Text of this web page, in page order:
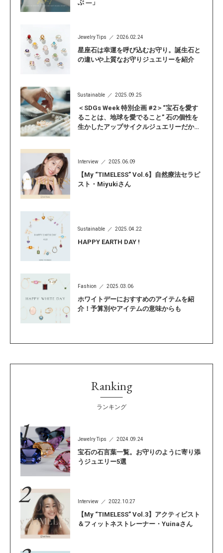
ぶ ―」
Jewelry Tips 2026.02.24
星座石は幸運を呼び込むお守り。誕生石と
の違いや上質なお守りジュエリーを紹介
Sustainable 2025.09.25
＜SDGs Week 特別企画 #2＞“宝石を愛す
ることは、地球を愛でること” 石の個性を
生かしたアップサイクルジュエリーだから
Interview 2025.06.09
【My “TIMELESS” Vol.6】自然療法セラピ
スト・Miyukiさん
Sustainable 2025.04.22
HAPPY EARTH DAY !
Fashion 2025.03.06
ホワイトデーにおすすめのアイテムを紹
介！予算別やアイテムの意味からも
Ranking
ランキング
Jewelry Tips 2024.09.24
宝石の石言葉一覧。お守りのように寄り添
うジュエリー5選
Interview 2022.10.27
【My “TIMELESS” Vol.3】アクティビスト
＆フィットネストレーナー・Yuinaさん